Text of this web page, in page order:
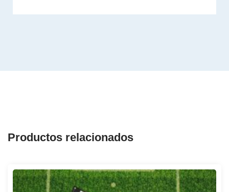
Productos relacionados